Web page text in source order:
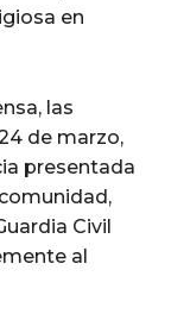
en
las
de marzo,
presentada
Civil
al